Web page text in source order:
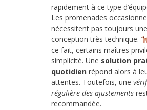
rapidement à ce type
Les promenades
nécessitent pas toujours une
conception très technique.
ce fait, certains maîtres
simplicité. Une solution
quotidien répond alors à
attentes. Toutefois, une
régulière des ajustements
recommandée.